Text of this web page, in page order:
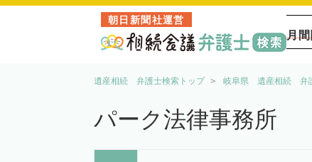
朝日新聞社運営
月
遺産相続 弁護士検索トップ 岐阜県 遺産相続 弁
パーク法律事務所